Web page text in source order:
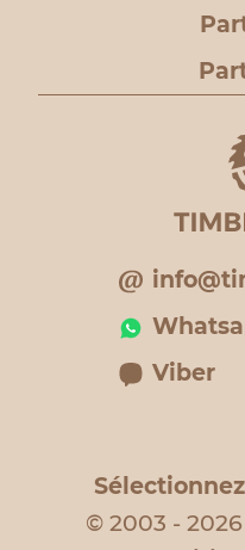
Viber
© 2003 - 2026